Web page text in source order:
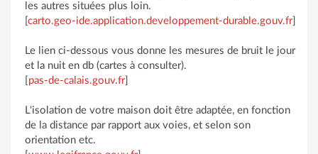
les autres situées plus loin.
carto.geo-ide.application.developpement-durable.gouv.fr]
Le lien ci-dessous vous donne les mesures de bruit le jour
et la nuit en db (cartes à consulter).
pas-de-calais.gouv.fr]
L'isolation de votre maison doit être adaptée, en fonction
de la distance par rapport aux voies, et selon son
orientation etc.